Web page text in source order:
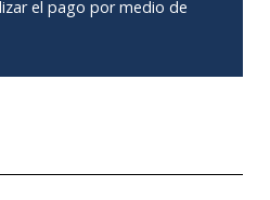
el pago por medio de